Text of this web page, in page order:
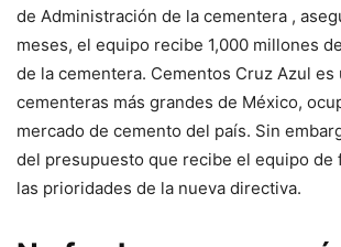
de Administración de la cementera ,
meses, el equipo recibe 1,000 millones
de la cementera. Cementos Cruz Azul es
cementeras más grandes de México,
mercado de cemento del país. Sin
del presupuesto que recibe el equipo de
las prioridades de la nueva directiva.